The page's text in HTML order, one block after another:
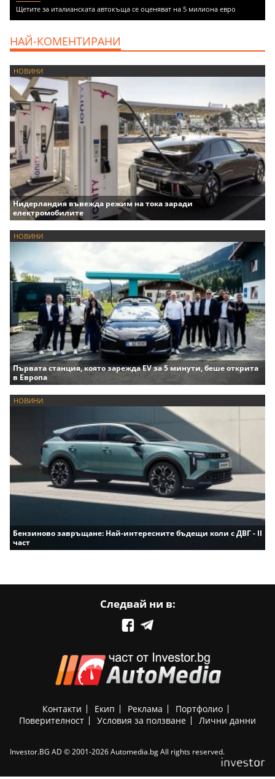
Щетите за италианската автокъща се оценяват на 5 милиона евро
НАЙ-КОМЕНТИРАНИ
НОВИНИ
Нидерландия въвежда режим на тока заради
електромобилите
НОВИНИ
Първата станция, която зарежда EV за 5 минути, беше открита
в Европа
НОВИНИ
Бензиново завръщане: Най-интересните бъдещи коли с ДВГ - II
част
Следвай ни в:
Контакти Екип Реклама
Портфолио
Поверителност
Условия за ползване Лични данни
Investor.BG AD © 2001-2026 Automedia.bg All rights reserved.